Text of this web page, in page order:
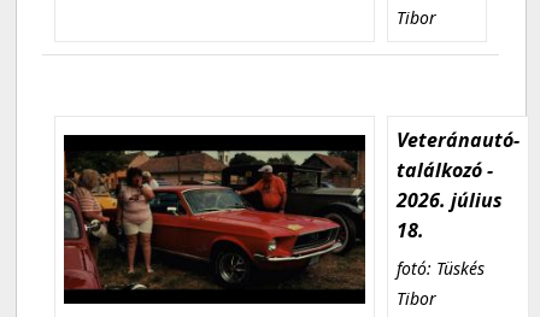
Tibor
Veteránautó-
találkozó -
2026. július
18.
fotó: Tüskés
Tibor